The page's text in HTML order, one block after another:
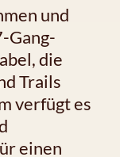
und
Gang-
die
Trails
verfügt es
einen